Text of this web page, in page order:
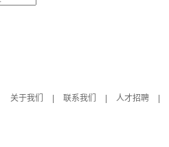
关于我们
联系我们 人才招聘